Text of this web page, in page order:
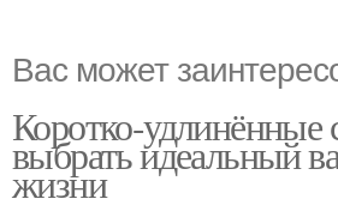
Вас может
Коротко-удлинённые
выбрать идеальный
жизни